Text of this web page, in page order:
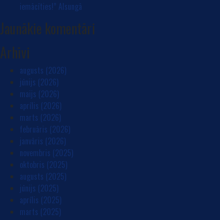
iemācīties!” Alsungā
Jaunākie komentāri
Arhīvi
augusts (2026)
jūnijs (2026)
maijs (2026)
aprīlis (2026)
marts (2026)
februāris (2026)
janvāris (2026)
novembris (2025)
oktobris (2025)
augusts (2025)
jūnijs (2025)
aprīlis (2025)
marts (2025)